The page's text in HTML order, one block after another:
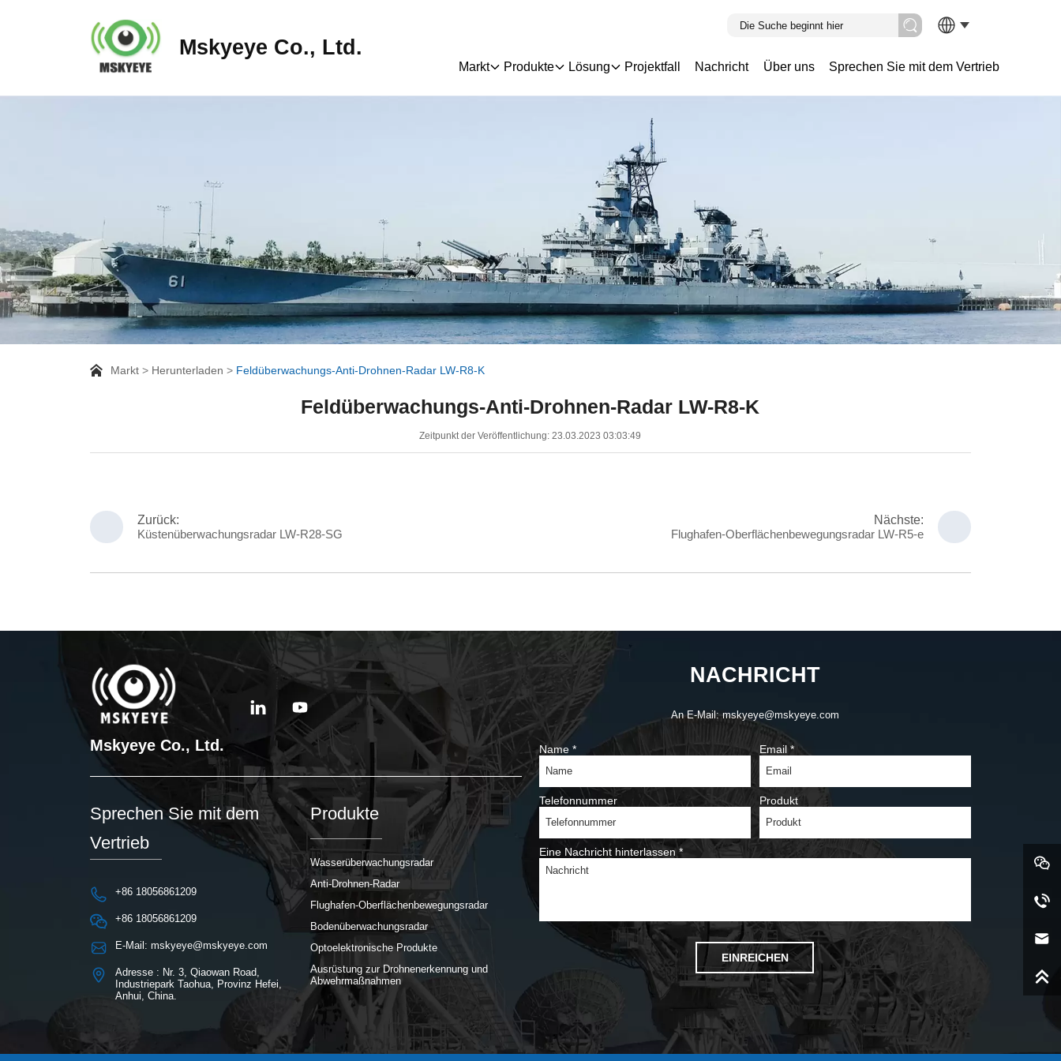
Mskyeye Co., Ltd.
Markt Produkte Lösung Projektfall Nachricht Über uns Sprechen Sie mit dem Vertrieb
Markt Herunterladen Feldüberwachungs-Anti-Drohnen-Radar LW-R8-K
Feldüberwachungs-Anti-Drohnen-Radar LW-R8-K
Zeitpunkt der Veröffentlichung: 23.03.2023 03:03:49
Zurück:
Küstenüberwachungsradar LW-R28-SG
Nächste:
Flughafen-Oberflächenbewegungsradar LW-R5-e
Mskyeye Co., Ltd.
Sprechen Sie mit dem
Vertrieb
+86 18056861209
+86 18056861209
E-Mail: mskyeye@mskyeye.com
Adresse : Nr. 3, Qiaowan Road,
Industriepark Taohua, Provinz Hefei,
Anhui, China.
Produkte
Wasserüberwachungsradar
Anti-Drohnen-Radar
Flughafen-Oberflächenbewegungsradar
Bodenüberwachungsradar
Optoelektronische Produkte
Ausrüstung zur Drohnenerkennung und
Abwehrmaßnahmen
NACHRICHT
An E-Mail: mskyeye@mskyeye.com
Name* Email *
Telefonnummer Produkt
Eine Nachricht hinterlassen*
EINREICHEN